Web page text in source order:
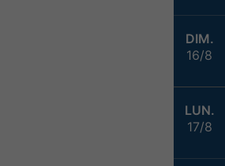
DIM.
16/8
LUN.
17/8